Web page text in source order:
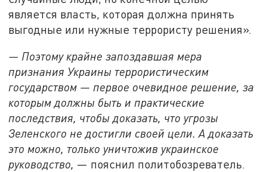
является власть, которая должна принять
выгодные или нужные террористу решения».
— Поэтому крайне запоздавшая мера
признания Украины террористическим
государством — первое очевидное решение, за
которым должны быть и практические
последствия, чтобы доказать, что угрозы
Зеленского не достигли своей цели. А доказать
это можно, только уничтожив украинское
руководство, — пояснил политобозреватель.